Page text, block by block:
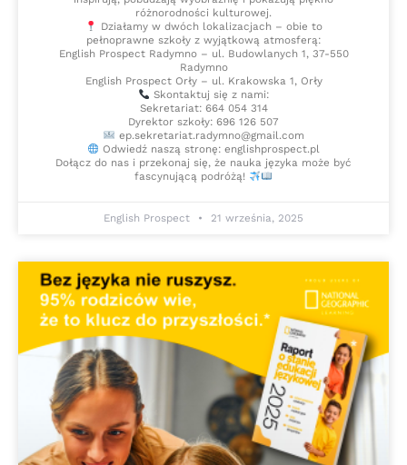
różnorodności kulturowej.
Działamy w dwóch lokalizacjach – obie to
pełnoprawne szkoły z wyjątkową atmosferą:
English Prospect Radymno – ul. Budowlanych 1, 37-550
Radymno
English Prospect Orły – ul. Krakowska 1, Orły
Skontaktuj się z nami:
Sekretariat: 664 054 314
Dyrektor szkoły: 696 126 507
ep.sekretariat.radymno@gmail.com
Odwiedź naszą stronę: englishprospect.pl
Dołącz do nas i przekonaj się, że nauka języka może być
fascynującą podróżą!
English Prospect 21 września, 2025